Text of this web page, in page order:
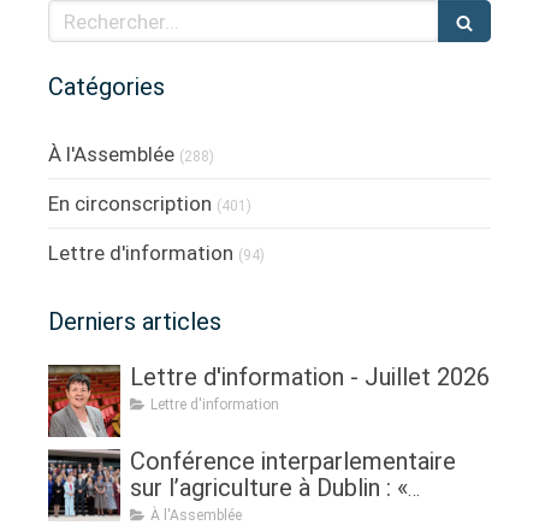
Rechercher
Catégories
À l'Assemblée (288)
En circonscription (401)
Lettre d'information (94)
Derniers articles
Lettre d'information - Juillet 2026
Lettre d'information
Conférence interparlementaire
sur l’agriculture à Dublin : «
Assurer l'avenir de l'agriculture, de
À l'Assemblée